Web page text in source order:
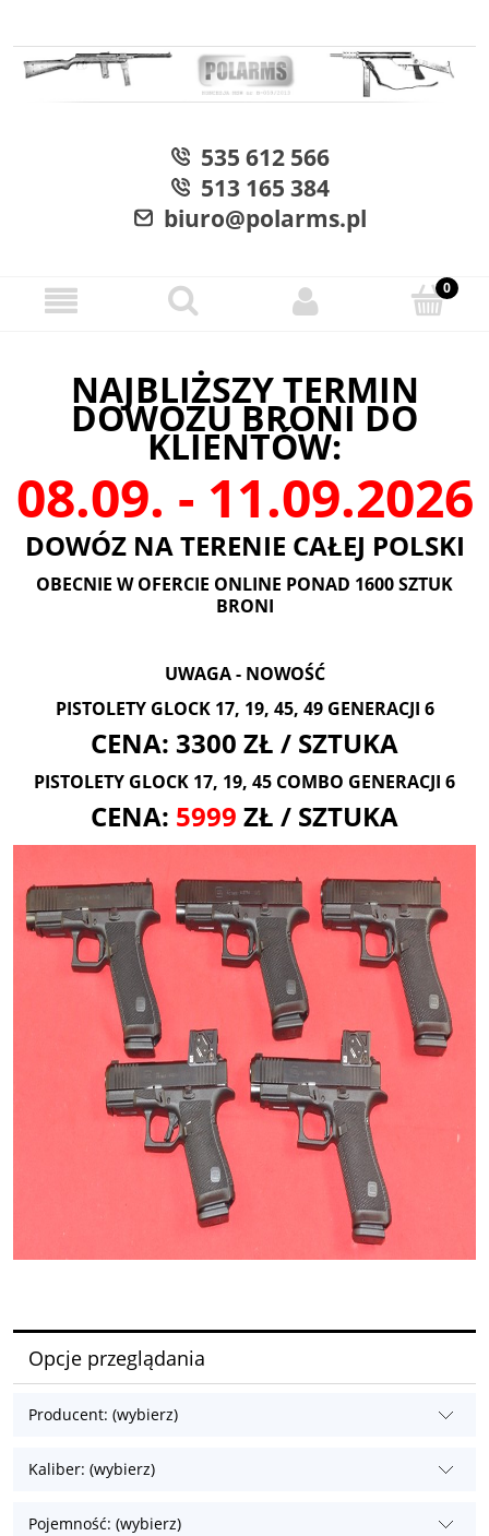
535 612 566
513 165 384
biuro@polarms.pl
NAJBLIŻSZY TERMIN
DOWOZU BRONI DO
KLIENTÓW:
08.09. - 11.09.2026
DOWÓZ NA TERENIE CAŁEJ POLSKI
OBECNIE W OFERCIE ONLINE PONAD 1600 SZTUK
BRONI
UWAGA - NOWOŚĆ
PISTOLETY GLOCK 17, 19, 45, 49 GENERACJI 6
CENA: 3300 ZŁ / SZTUKA
PISTOLETY GLOCK 17, 19, 45 COMBO GENERACJI 6
CENA: 5999 ZŁ / SZTUKA
Opcje przeglądania
Producent: (wybierz)
Kaliber: (wybierz)
Pojemność: (wybierz)